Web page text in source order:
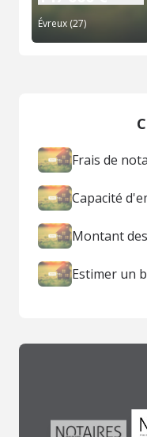
Évreux (27)
Frais de
Capacité
Montant
Estimer un